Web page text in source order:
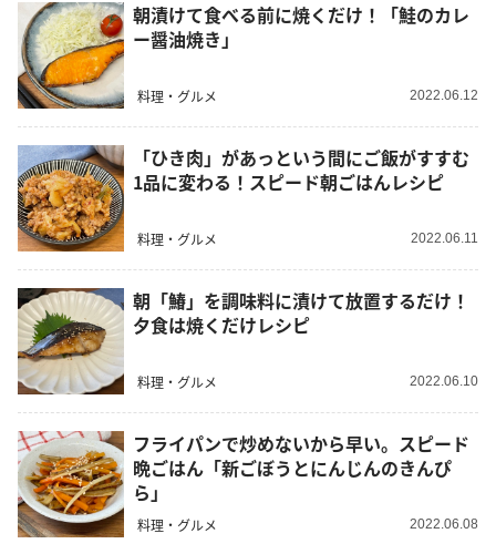
朝漬けて食べる前に焼くだけ！「鮭のカレ
ー醤油焼き」
料理・グルメ 2022.06.12
「ひき肉」があっという間にご飯がすすむ
1品に変わる！スピード朝ごはんレシピ
料理・グルメ 2022.06.11
朝「鰆」を調味料に漬けて放置するだけ！
夕食は焼くだけレシピ
料理・グルメ 2022.06.10
フライパンで炒めないから早い。スピード
晩ごはん「新ごぼうとにんじんのきんぴ
ら」
料理・グルメ 2022.06.08